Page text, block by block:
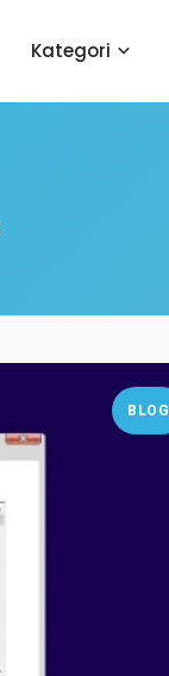
Kategori
BLOG